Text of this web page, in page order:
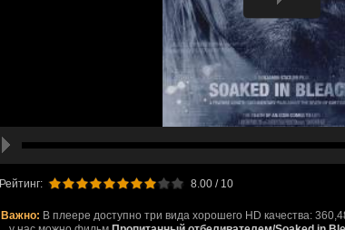
Рейтинг:
8.00 / 10
Важно: В плеере доступно три вида хорошего HD качества: